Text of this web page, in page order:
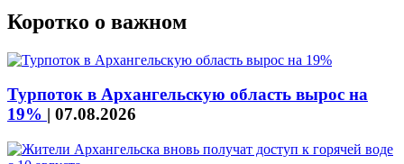
Коротко о важном
Турпоток в Архангельскую область вырос на
19% | 07.08.2026